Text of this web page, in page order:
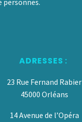
ADRESSES :
23 Rue Fernand Rabier
45000 Orléans
14 Avenue de l’Opéra